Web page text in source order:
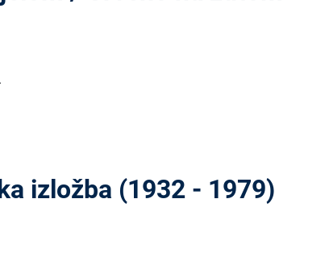
izložba (1932 - 1979)